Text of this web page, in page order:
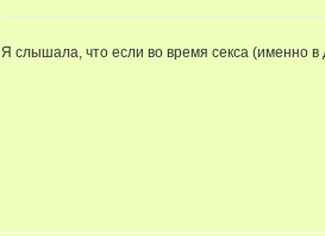
Я слышала, что если во время секса (именно